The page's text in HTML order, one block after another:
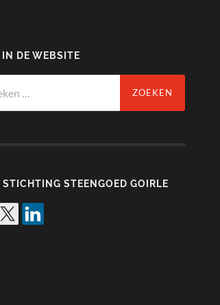
DE WEBSITE
STICHTING STEENGOED GOIRLE